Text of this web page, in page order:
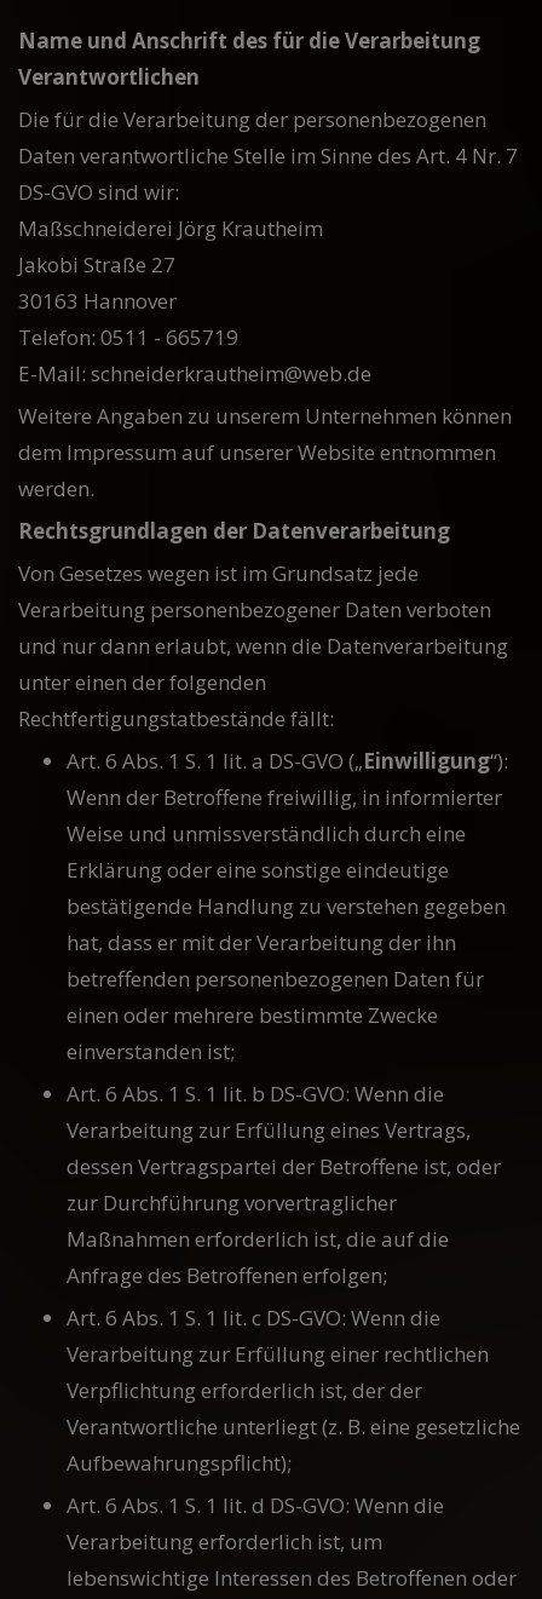
Name und Anschrift des für die Verarbeitung
Verantwortlichen
Die für die Verarbeitung der personenbezogenen
Daten verantwortliche Stelle im Sinne des Art. 4 Nr. 7
DS-GVO sind wir:
Maßschneiderei Jörg Krautheim
Jakobi Straße 27
30163 Hannover
Telefon: 0511 - 665719
E-Mail: schneiderkrautheim@web.de
Weitere Angaben zu unserem Unternehmen können
dem Impressum auf unserer Website entnommen
werden.
Rechtsgrundlagen der Datenverarbeitung
Von Gesetzes wegen ist im Grundsatz jede
Verarbeitung personenbezogener Daten verboten
und nur dann erlaubt, wenn die Datenverarbeitung
unter einen der folgenden
Rechtfertigungstatbestände fällt:
Art. 6 Abs. 1 S. 1 lit. a DS-GVO („Einwilligung“):
Wenn der Betroffene freiwillig, in informierter
Weise und unmissverständlich durch eine
Erklärung oder eine sonstige eindeutige
bestätigende Handlung zu verstehen gegeben
hat, dass er mit der Verarbeitung der ihn
betreffenden personenbezogenen Daten für
einen oder mehrere bestimmte Zwecke
einverstanden ist;
Art. 6 Abs. 1 S. 1 lit. b DS-GVO: Wenn die
Verarbeitung zur Erfüllung eines Vertrags,
dessen Vertragspartei der Betroffene ist, oder
zur Durchführung vorvertraglicher
Maßnahmen erforderlich ist, die auf die
Anfrage des Betroffenen erfolgen;
Art. 6 Abs. 1 S. 1 lit. c DS-GVO: Wenn die
Verarbeitung zur Erfüllung einer rechtlichen
Verpflichtung erforderlich ist, der der
Verantwortliche unterliegt (z. B. eine gesetzliche
Aufbewahrungspflicht);
Art. 6 Abs. 1 S. 1 lit. d DS-GVO: Wenn die
Verarbeitung erforderlich ist, um
lebenswichtige Interessen des Betroffenen oder